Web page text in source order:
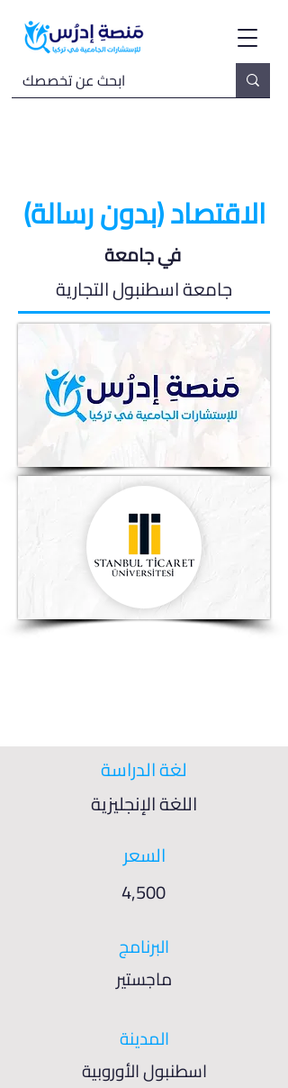
الاقتصاد (بدون رسالة)
في جامعة
جامعة اسطنبول التجارية
لغة الدراسة
اللغة الإنجليزية
السعر
4,500
البرنامج
ماجستير
المدينة
اسطنبول الأوروبية